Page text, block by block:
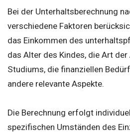
Bei der Unterhaltsberechnung
verschiedene Faktoren
das Einkommen des
das Alter des Kindes, die Art
Studiums, die finanziellen
andere relevante Aspekte.
Die Berechnung erfolgt
spezifischen Umständen des